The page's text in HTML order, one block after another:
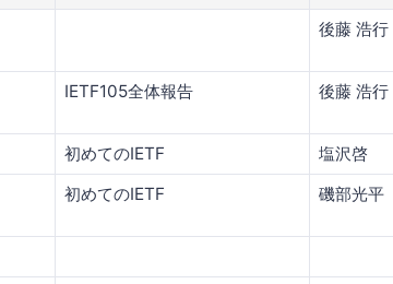
後藤 浩行
IETF105全体報告 後藤 浩行
初めてのIETF
塩沢啓
初めてのIETF
磯部光平